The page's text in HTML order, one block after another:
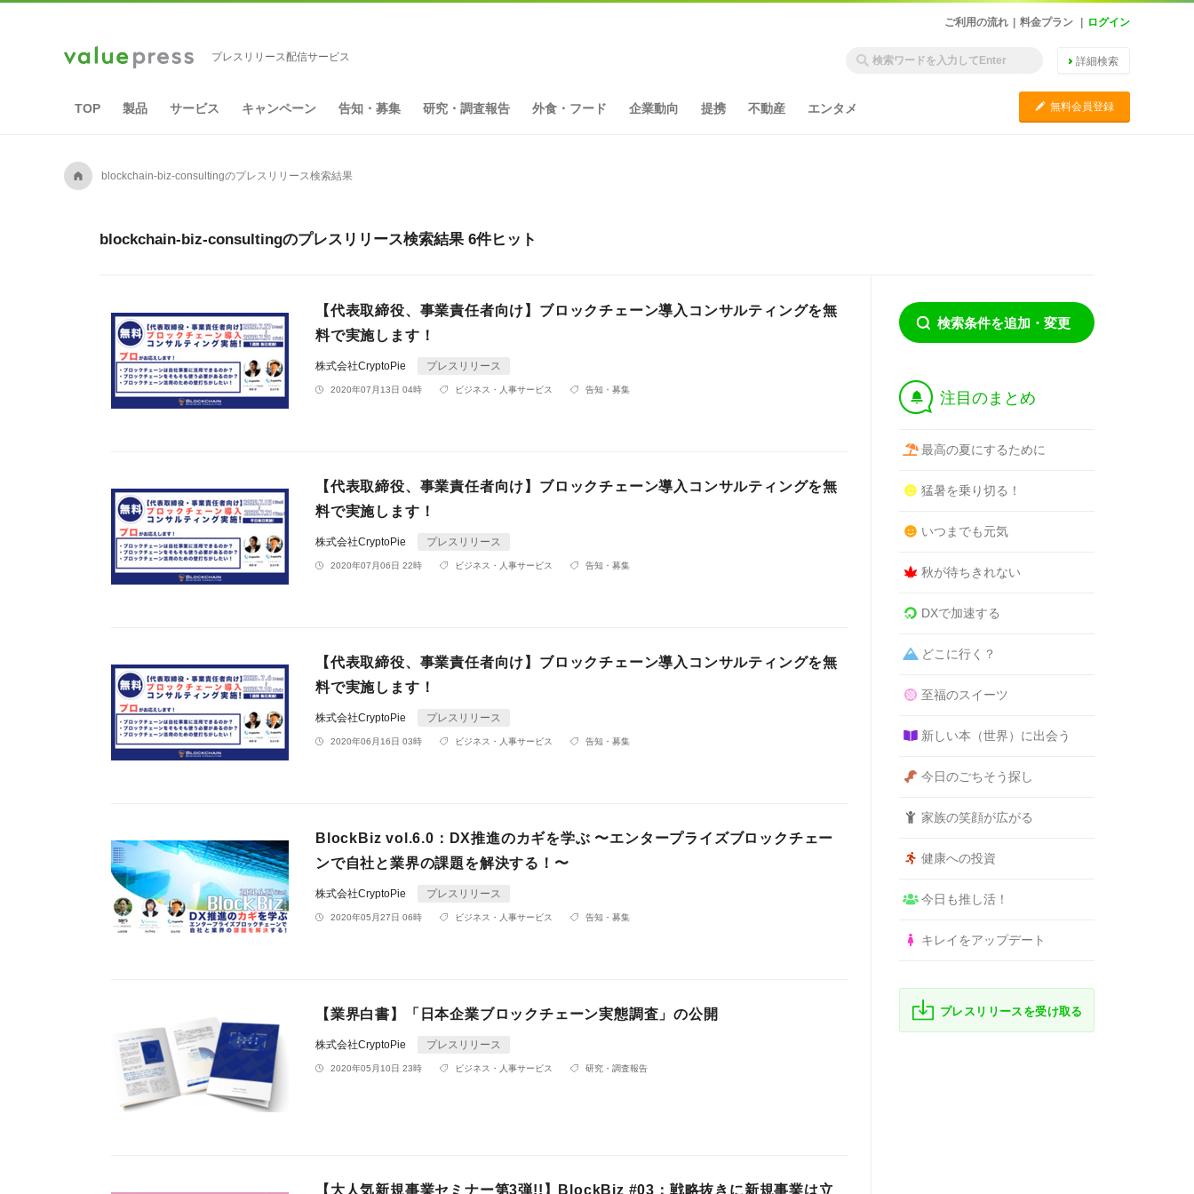
ご利用の流れ 料金プラン ログイン
プレスリリース配信サービス 詳細検索
TOP 製品 サービス キャンペーン 告知・募集 研究・調査報告 外食・フード 企業動向 提携 不動産 エンタメ C 無料会員登録
A blockchain-biz-consultingのプレスリリース検索結果
blockchain-biz-consultingのプレスリリース検索結果 6件ヒット
【代表取締役、事業責任者向け】ブロックチェーン導入コンサルティングを無
料で実施します！
株式会社CryptoPie プレスリリース
2020年07月13日 04時 ビジネス・人事サービス 告知・募集
【代表取締役、事業責任者向け】ブロックチェーン導入コンサルティングを無
料で実施します！
株式会社CryptoPie プレスリリース
2020年07月06日 22時 ビジネス・人事サービス 告知・募集
【代表取締役、事業責任者向け】ブロックチェーン導入コンサルティングを無
料で実施します！
株式会社CryptoPie プレスリリース
2020年06月16日 03時 ビジネス・人事サービス 告知・募集
BlockBiz vol.6.0：DX推進のカギを学ぶ 〜エンタープライズブロックチェー
ンで自社と業界の課題を解決する！〜
株式会社CryptoPie プレスリリース
2020年05月27日 06時 ビジネス・人事サービス 告知・募集
【業界白書】「日本企業ブロックチェーン実態調査」の公開
株式会社CryptoPie プレスリリース
2020年05月10日 23時 ビジネス・人事サービス 研究・調査報告
【大人気新規事業セミナー第3弾!!】BlockBiz #03：戦略抜きに新規事業は立
検索条件を追加・変更
† 注目のまとめ
最高の夏にするために
猛暑を乗り切る！
いつまでも元気
秋が待ちきれない
DXで加速する
どこに行く？
至福のスイーツ
新しい本（世界）に出会う
今日のごちそう探し
家族の笑顔が広がる
健康への投資
今日も推し活！
キレイをアップデート
プレスリリースを受け取る